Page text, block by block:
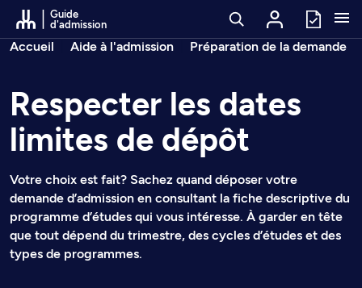
Passer au contenu
Guide
d'admission
Fil d’arianne
Accueil Aide à l'admission Préparation de la demande
Respecter les dates
limites de dépôt
Votre choix est fait? Sachez quand déposer votre
demande d’admission en consultant la fiche descriptive du
programme d’études qui vous intéresse. À garder en tête
que tout dépend du trimestre, des cycles d’études et des
types de programmes.